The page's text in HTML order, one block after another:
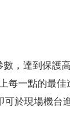
，達到保護
一點的最
於現場機